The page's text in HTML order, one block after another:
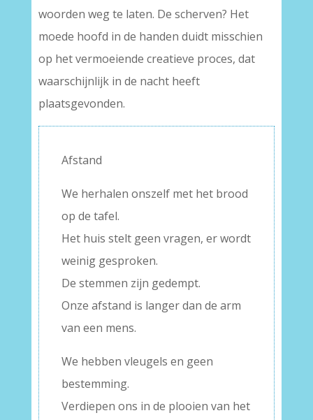
woorden weg te laten. De scherven? Het
moede hoofd in de handen duidt misschien
op het vermoeiende creatieve proces, dat
waarschijnlijk in de nacht heeft
plaatsgevonden.
Afstand
We herhalen onszelf met het brood
op de tafel.
Het huis stelt geen vragen, er wordt
weinig gesproken.
De stemmen zijn gedempt.
Onze afstand is langer dan de arm
van een mens.
We hebben vleugels en geen
bestemming.
Verdiepen ons in de plooien van het